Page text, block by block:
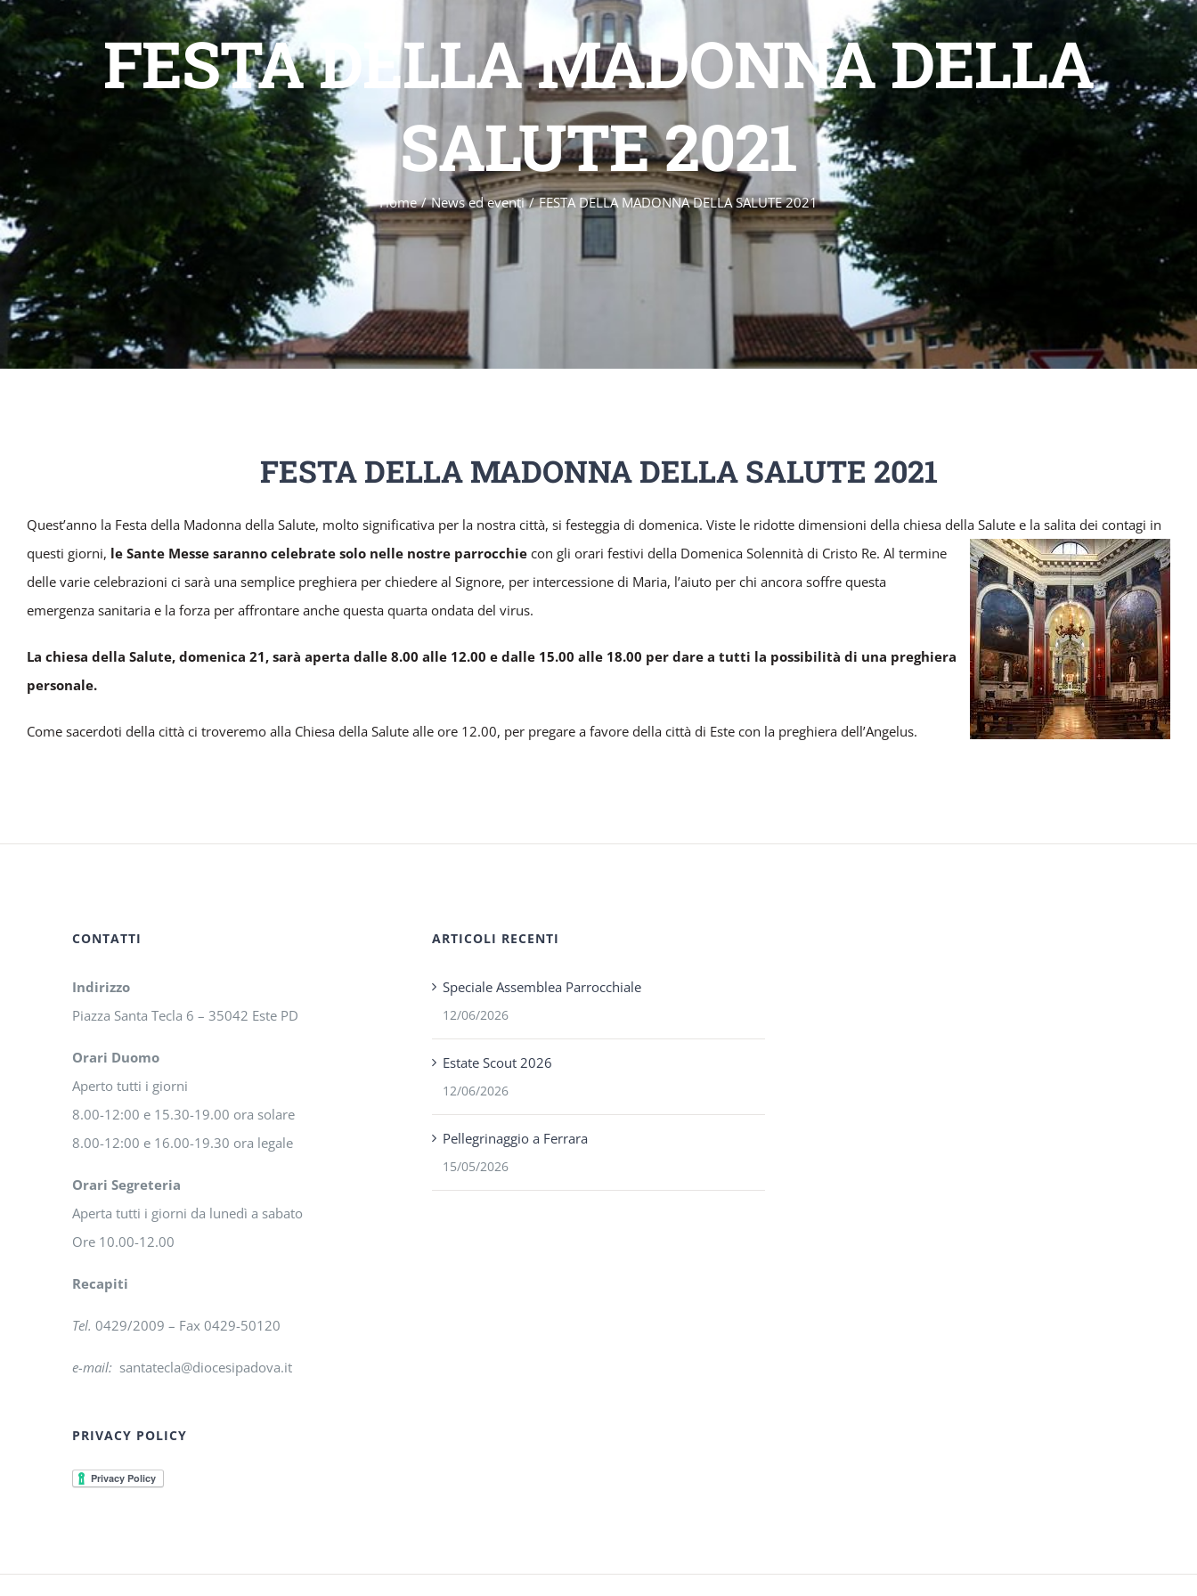
FESTA DELLA MADONNA DELLA
SALUTE 2021
Home / News ed eventi / FESTA DELLA MADONNA DELLA SALUTE 2021
FESTA DELLA MADONNA DELLA SALUTE 2021
Quest’anno la Festa della Madonna della Salute, molto significativa per la nostra città, si festeggia di domenica. Viste le ridotte dimensioni della chiesa della Salute e la salita dei contagi in
questi giorni, le Sante Messe saranno celebrate solo nelle nostre parrocchie con gli orari festivi della Domenica Solennità di Cristo Re. Al termine
delle varie celebrazioni ci sarà una semplice preghiera per chiedere al Signore, per intercessione di Maria, l’aiuto per chi ancora soffre questa
emergenza sanitaria e la forza per affrontare anche questa quarta ondata del virus.
La chiesa della Salute, domenica 21, sarà aperta dalle 8.00 alle 12.00 e dalle 15.00 alle 18.00 per dare a tutti la possibilità di una preghiera
personale.
Come sacerdoti della città ci troveremo alla Chiesa della Salute alle ore 12.00, per pregare a favore della città di Este con la preghiera dell’Angelus.
CONTATTI
Indirizzo
Piazza Santa Tecla 6 – 35042 Este PD
Orari Duomo
Aperto tutti i giorni
8.00-12:00 e 15.30-19.00 ora solare
8.00-12:00 e 16.00-19.30 ora legale
Orari Segreteria
Aperta tutti i giorni da lunedì a sabato
Ore 10.00-12.00
Recapiti
Tel. 0429/2009 – Fax 0429-50120
e-mail: santatecla@diocesipadova.it
PRIVACY POLICY
ARTICOLI RECENTI
Speciale Assemblea Parrocchiale
12/06/2026
Estate Scout 2026
12/06/2026
Pellegrinaggio a Ferrara
15/05/2026